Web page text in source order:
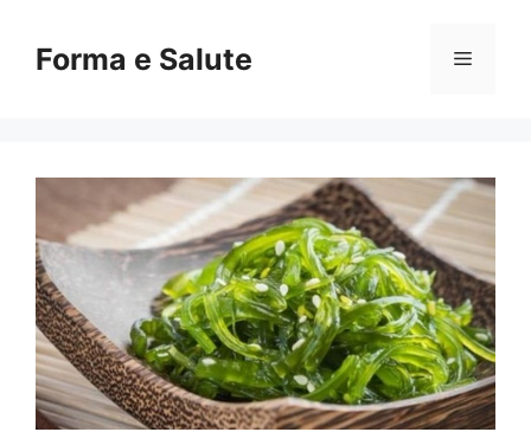
contenuto
Forma e Salute Menu